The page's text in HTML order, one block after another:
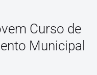
Curso de
Municipal